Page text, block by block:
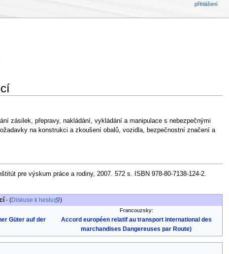
zásilek, přepravy, nakládání, vykládání a manipulace s nebezpečnými
na konstrukci a zkoušení obalů, vozidla, bezpečnostní značení a
pre výskum práce a rodiny, 2007. 572 s. ISBN 978-80-7138-124-2.
- (Diskuse k heslu )
Francouzsky:
Güter auf der
Accord européen relatif au transport international des
marchandises Dangereuses par Route)
přihlášení